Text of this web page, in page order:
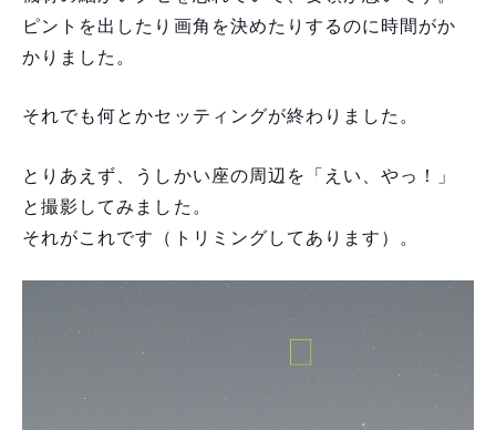
ピントを出したり画角を決めたりするのに時間がか
かりました。
それでも何とかセッティングが終わりました。
とりあえず、うしかい座の周辺を「えい、やっ！」
と撮影してみました。
それがこれです（トリミングしてあります）。